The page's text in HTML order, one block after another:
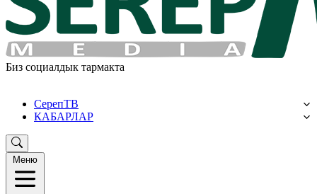
Биз социалдык тармакта
СерепТВ
КАБАРЛАР
Меню